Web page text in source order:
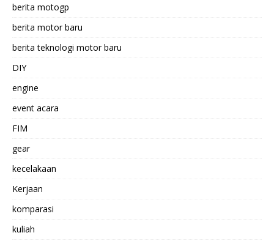
berita motogp
berita motor baru
berita teknologi motor baru
DIY
engine
event acara
FIM
gear
kecelakaan
Kerjaan
komparasi
kuliah